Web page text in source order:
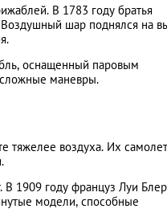
В 1783 году братья
шар поднялся на
оснащенный паровым
маневры.
тяжелее воздуха. Их
В 1909 году француз Луи
модели, способные
пока под водой!